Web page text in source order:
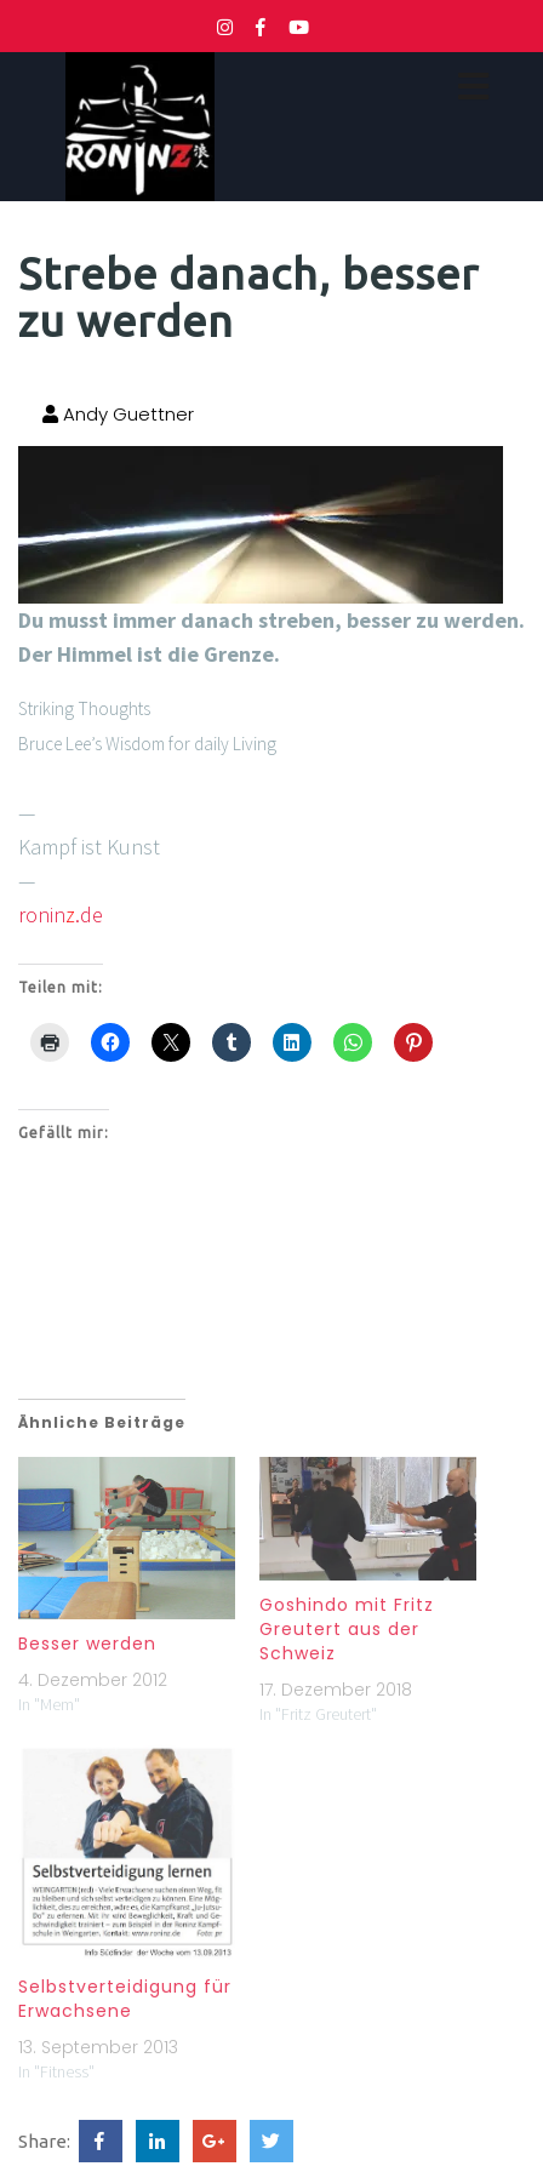
Strebe danach, besser
zu werden
Andy Guettner
Du musst immer danach streben, besser zu werden.
Der Himmel ist die Grenze.
Striking Thoughts
Bruce Lee’s Wisdom for daily Living
—
Kampf ist Kunst
—
roninz.de
Teilen mit:
Gefällt mir:
Ähnliche Beiträge
Besser werden
4. Dezember 2012
In "Mem"
Goshindo mit Fritz
Greutert aus der
Schweiz
17. Dezember 2018
In "Fritz Greutert"
Selbstverteidigung für
Erwachsene
13. September 2013
In "Fitness"
Share: